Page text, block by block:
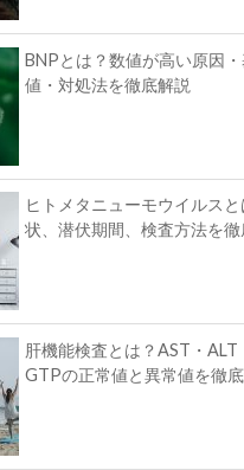
BNPとは？数値が高い原因
値・対処法を徹底解説
ヒトメタニューモウイルスと
状、潜伏期間、検査方法を徹
肝機能検査とは？AST・ALT
GTPの正常値と異常値を徹